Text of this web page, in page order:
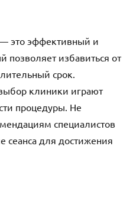
это эффективный и
позволяет избавиться от
срок.
клиники играют
процедуры. Не
специалистов
сеанса для достижения